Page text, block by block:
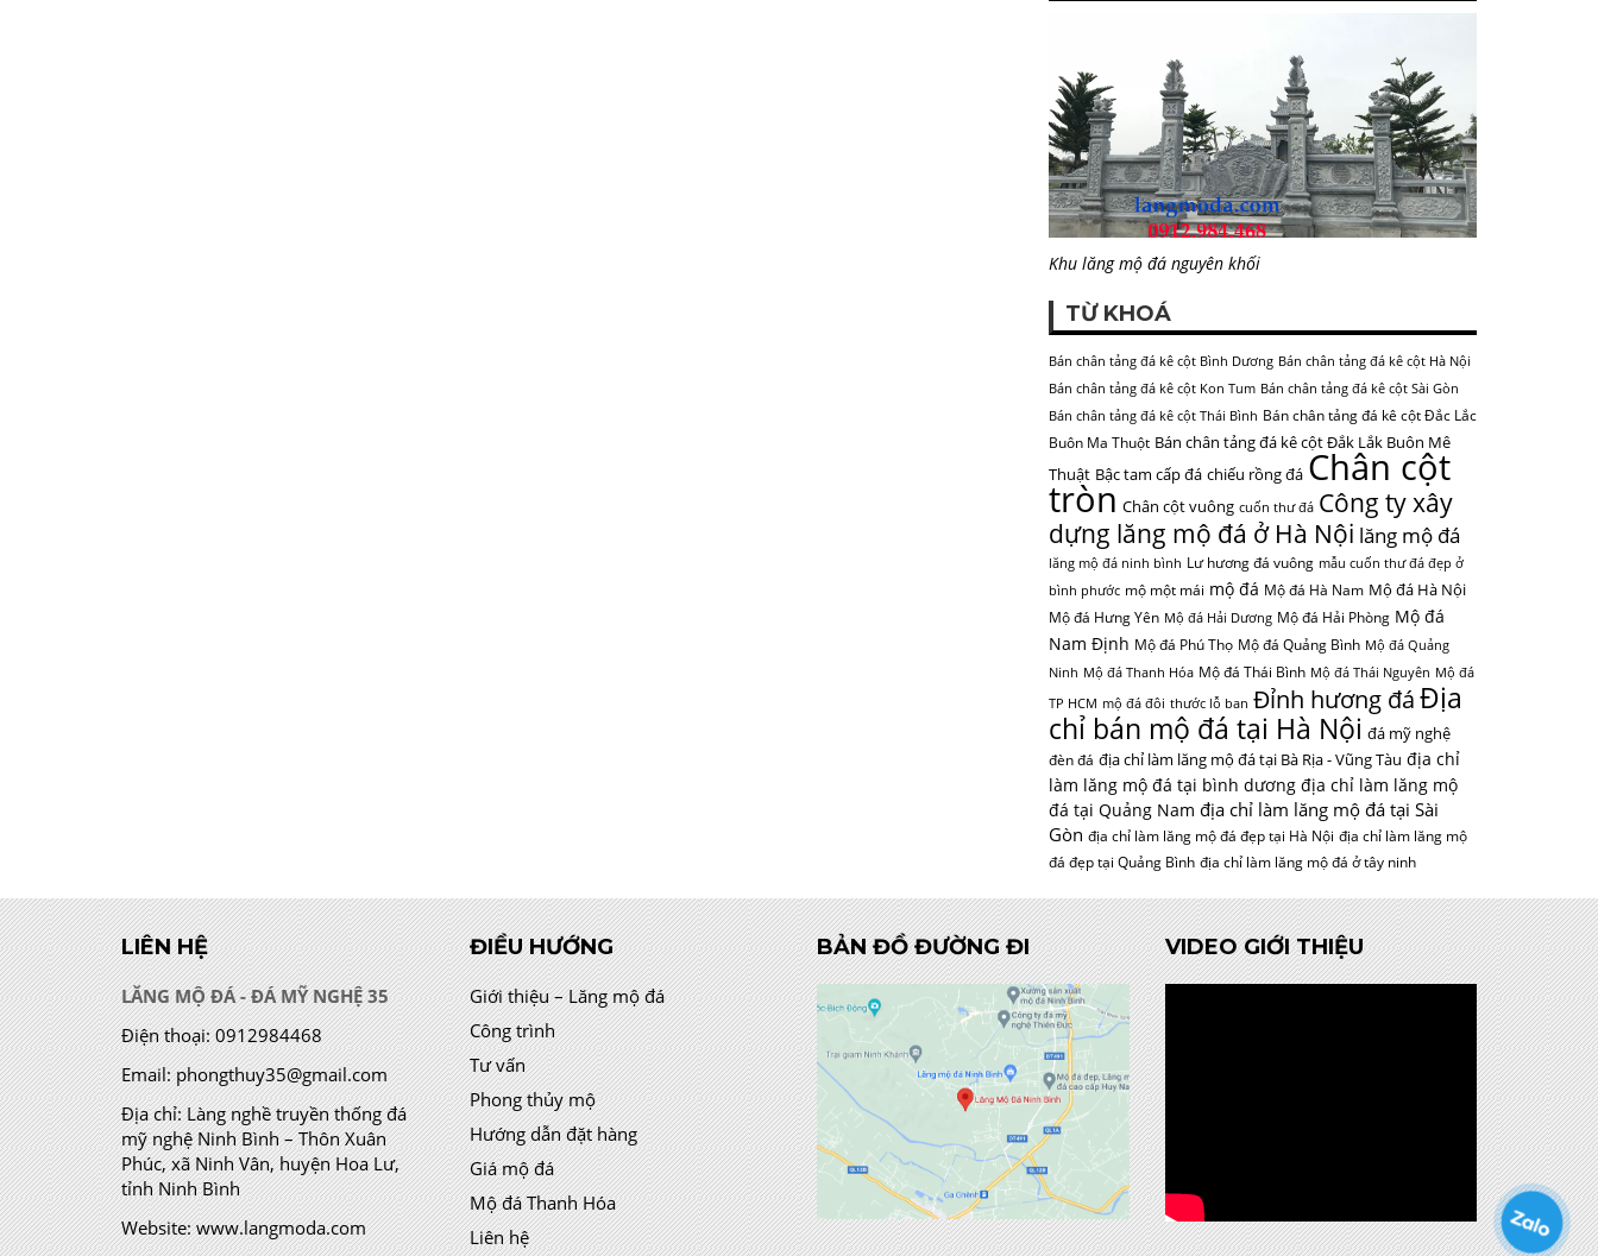
Khu lăng mộ đá nguyên khối
TỪ KHOÁ
Bán chân tảng đá kê cột Bình Dương Bán chân tảng đá kê cột Hà Nội
Bán chân tảng đá kê cột Kon Tum Bán chân tảng đá kê cột Sài Gòn
Bán chân tảng đá kê cột Thái Bình Bán chân tảng đá kê cột Đắc Lắc
Buôn Ma Thuột Bán chân tảng đá kê cột Đắk Lắk Buôn Mê
Thuật Bậc tam cấp đá chiếu rồng đá Chân cột
tròn Chân cột vuông cuốn thư đá Công ty xây
dựng lăng mộ đá ở Hà Nội lăng mộ đá
lăng mộ đá ninh bình Lư hương đá vuông mẫu cuốn thư đá đẹp ở
bình phước mộ một mái mộ đá Mộ đá Hà Nam Mộ đá Hà Nội
Mộ đá Hưng Yên Mộ đá Hải Dương Mộ đá Hải Phòng Mộ đá
Nam Định Mộ đá Phú Thọ Mộ đá Quảng Bình Mộ đá Quảng
Ninh Mộ đá Thanh Hóa Mộ đá Thái Bình Mộ đá Thái Nguyên Mộ đá
TP HCM mộ đá đôi thước lỗ ban Đỉnh hương đáĐịa
chỉ bán mộ đá tại Hà Nội đá mỹ nghệ
đèn đá địa chỉ làm lăng mộ đá tại Bà Rịa - Vũng Tàu địa chỉ
làm lăng mộ đá tại bình dương địa chỉ làm lăng mộ
đá tại Quảng Nam địa chỉ làm lăng mộ đá tại Sài
Gòn địa chỉ làm lăng mộ đá đẹp tại Hà Nội địa chỉ làm lăng mộ
đá đẹp tại Quảng Bình địa chỉ làm lăng mộ đá ở tây ninh
LIÊN HỆ
LĂNG MỘ ĐÁ - ĐÁ MỸ NGHỆ 35
Điện thoại: 0912984468
Email: phongthuy35@gmail.com
Địa chỉ:Làng nghề truyền thống đá
mỹ nghệ Ninh Bình – Thôn Xuân
Phúc, xã Ninh Vân, huyện Hoa Lư,
tỉnh Ninh Bình
Website: www.langmoda.com
ĐIỀU HƯỚNG
Giới thiệu – Lăng mộ đá
Công trình
Tư vấn
Phong thủy mộ
Hướng dẫn đặt hàng
Giá mộ đá
Mộ đá Thanh Hóa
Liên hệ
BẢN ĐỒ ĐƯỜNG ĐI VIDEO GIỚI THIỆU